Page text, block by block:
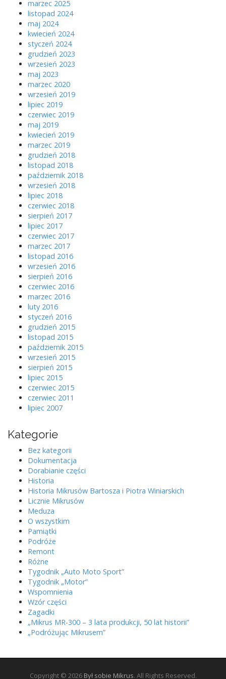
marzec 2025
listopad 2024
maj 2024
kwiecień 2024
styczeń 2024
grudzień 2023
wrzesień 2023
maj 2023
marzec 2020
wrzesień 2019
lipiec 2019
czerwiec 2019
maj 2019
kwiecień 2019
marzec 2019
grudzień 2018
listopad 2018
październik 2018
wrzesień 2018
lipiec 2018
czerwiec 2018
sierpień 2017
lipiec 2017
czerwiec 2017
marzec 2017
listopad 2016
wrzesień 2016
sierpień 2016
czerwiec 2016
marzec 2016
luty 2016
styczeń 2016
grudzień 2015
listopad 2015
październik 2015
wrzesień 2015
sierpień 2015
lipiec 2015
czerwiec 2015
czerwiec 2011
lipiec 2007
Kategorie
Bez kategorii
Dokumentacja
Dorabianie części
Historia
Historia Mikrusów Bartosza i Piotra Winiarskich
Licznie Mikrusów
Meduza
O wszystkim
Pamiątki
Podróże
Remont
Różne
Tygodnik „Auto Moto Sport”
Tygodnik „Motor”
Wspomnienia
Wzór części
Zagadki
„Mikrus MR-300 – 3 lata produkcji, 50 lat historii”
„Podróżując Mikrusem”
Copyright © 2026 Był sobie Mikrus. All Rights Reserved.